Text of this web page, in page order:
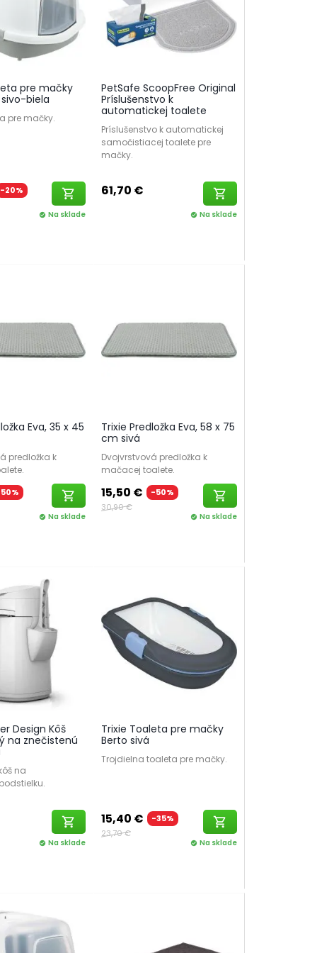
pre mačky
sivo-biela
pre mačky.
-20%
shopping_cart
check_circle Na sklade
PetSafe ScoopFree Original
Príslušenstvo k
automatickej toalete
Príslušenstvo k automatickej
samočistiacej toalete pre
mačky.
61,70 € shopping_cart
check_circle Na sklade
Eva, 35 x 45
predložka k
shopping_cart
check_circle Na sklade
Trixie Predložka Eva, 58 x 75
cm sivá
Dvojvrstvová predložka k
mačacej toalete.
15,50 €
-50%
30,90 €
shopping_cart
check_circle Na sklade
Design Kôš
na znečistenú
na
shopping_cart
check_circle Na sklade
Trixie Toaleta pre mačky
Berto sivá
Trojdielna toaleta pre mačky.
15,40 €
-35%
23,70 €
shopping_cart
check_circle Na sklade